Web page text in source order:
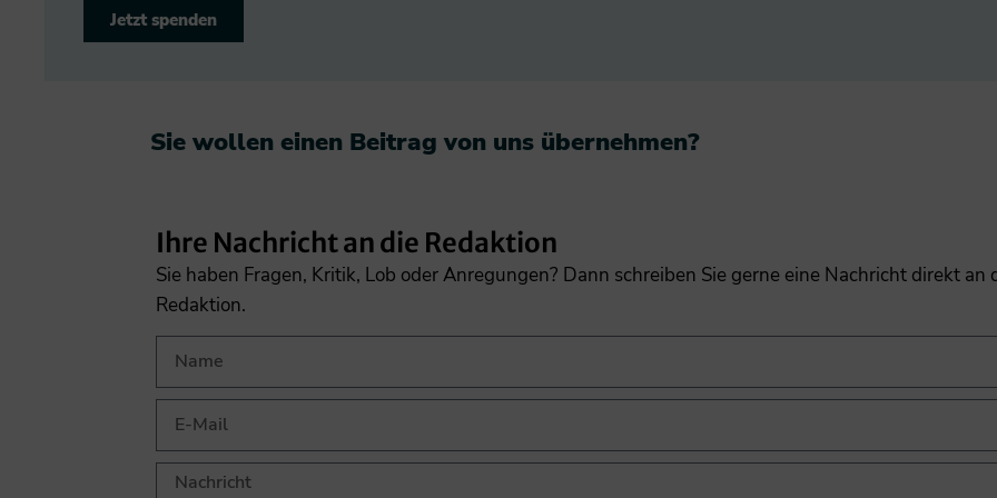
Jetzt spenden
Sie wollen einen Beitrag von uns übernehmen?​
Ihre Nachricht an die Redaktion
Sie haben Fragen, Kritik, Lob oder Anregungen? Dann schreiben Sie gerne eine Nachricht direkt an
Redaktion.